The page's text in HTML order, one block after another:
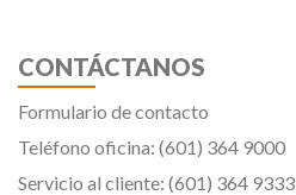
CONTÁCTANOS
Formulario de contacto
Teléfono oficina: (601) 364 9000
Servicio al cliente: (601) 364 9333